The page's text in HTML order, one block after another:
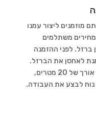
מוזמנים ליצור עמנו
משתלמים
ברזל. לפני ההזמנה
לאחסן את הברזל.
מכיוון שמוטות ברזל יכולים להגיע עד אורך של 20 מטרים,
נוח לבצע את העבודה.